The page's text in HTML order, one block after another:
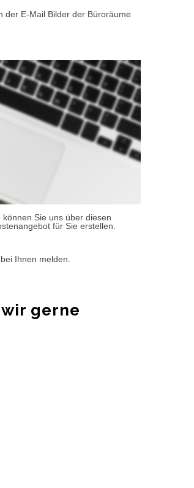
der E-Mail Bilder der Büroräume
Sie uns über diesen
für Sie erstellen.
Ihnen melden.
gerne